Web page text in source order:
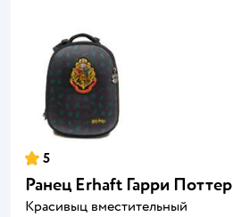
5
Ранец Erhaft Гарри Поттер
Красивыц вместительный